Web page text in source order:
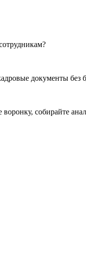
документы без
собирайте